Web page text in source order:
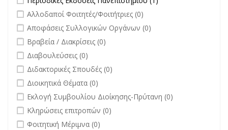
undefined
Αλλοδαποί Φοιτητές/Φοιτήτριες (0)
undefined
Αποφάσεις Συλλογικών Οργάνων (0)
undefined
Βραβεία / Διακρίσεις (0)
undefined
Διαβουλεύσεις (0)
undefined
Διδακτορικές Σπουδές (0)
undefined
Διοικητικά Θέματα (0)
undefined
Εκλογή Συμβουλίου Διοίκησης-Πρύτανη (0)
undefined
Κληρώσεις επιτροπών (0)
undefined
Φοιτητική Μέριμνα (0)